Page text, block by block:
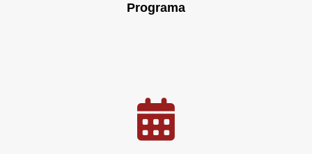
Programa